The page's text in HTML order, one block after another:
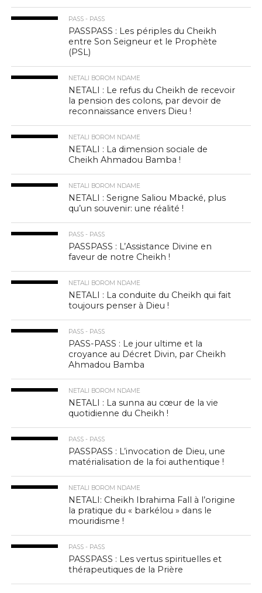
PASS - PASS
PASSPASS : Les périples du Cheikh
entre Son Seigneur et le Prophète
(PSL)
NETALI BOROM NDAME
NETALI : Le refus du Cheikh de recevoir
la pension des colons, par devoir de
reconnaissance envers Dieu !
NETALI BOROM NDAME
NETALI : La dimension sociale de
Cheikh Ahmadou Bamba !
NETALI BOROM NDAME
NETALI : Serigne Saliou Mbacké, plus
qu’un souvenir: une réalité !
PASS - PASS
PASSPASS : L’Assistance Divine en
faveur de notre Cheikh !
NETALI BOROM NDAME
NETALI : La conduite du Cheikh qui fait
toujours penser à Dieu !
PASS - PASS
PASS-PASS : Le jour ultime et la
croyance au Décret Divin, par Cheikh
Ahmadou Bamba
NETALI BOROM NDAME
NETALI : La sunna au cœur de la vie
quotidienne du Cheikh !
PASS - PASS
PASSPASS : L’invocation de Dieu, une
matérialisation de la foi authentique !
NETALI BOROM NDAME
NETALI: Cheikh Ibrahima Fall à l’origine
la pratique du « barkélou » dans le
mouridisme !
PASS - PASS
PASSPASS : Les vertus spirituelles et
thérapeutiques de la Prière